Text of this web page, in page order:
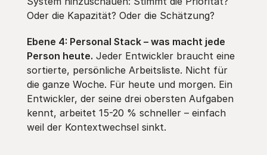
Oder die Kapazität? Oder die Schätzung?
Ebene 4: Personal Stack – was macht jede
Person heute. Jeder Entwickler braucht eine
sortierte, persönliche Arbeitsliste. Nicht für
die ganze Woche. Für heute und morgen. Ein
Entwickler, der seine drei obersten Aufgaben
kennt, arbeitet 15-20 % schneller – einfach
weil der Kontextwechsel sinkt.